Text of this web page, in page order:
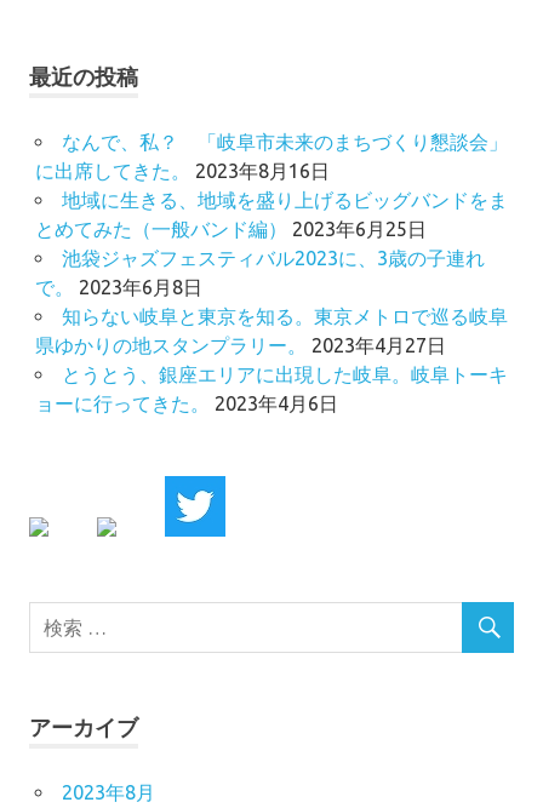
最近の投稿
なんで、私？ 「岐阜市未来のまちづくり懇談会」
に出席してきた。
2023年8月16日
地域に生きる、地域を盛り上げるビッグバンドをま
とめてみた（一般バンド編）
2023年6月25日
池袋ジャズフェスティバル2023に、3歳の子連れ
で。
2023年6月8日
知らない岐阜と東京を知る。東京メトロで巡る岐阜
県ゆかりの地スタンプラリー。
2023年4月27日
とうとう、銀座エリアに出現した岐阜。岐阜トーキ
ョーに行ってきた。
2023年4月6日
アーカイブ
2023年8月